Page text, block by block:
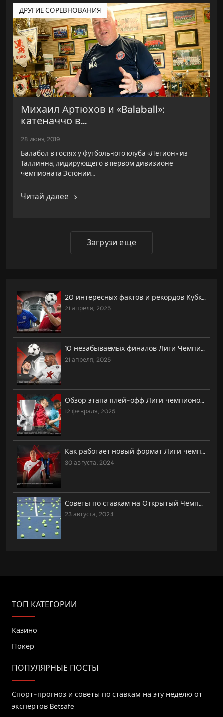
ДРУГИЕ СОРЕВНОВАНИЯ
Михаил Артюхов и «Balaball»:
катеначчо в...
28 июня, 2019
Балабол в гостях у футбольного клуба «Легион» из
Таллинна, лидирующего в первом дивизионе
чемпионата Эстонии…
Читай далее
Загрузи еще
20 интересных фактов и рекордов Кубка Англии, о которых вы не знали
21 апреля, 2025
10 незабываемых финалов Лиги Чемпионов
21 апреля, 2025
Обзор этапа плей-офф Лиги чемпионов 2025
12 февраля, 2025
Как работает новый формат Лиги чемпионов, Лиги Европы и Лиги конференций УЕФА?
30 августа, 2024
Советы по ставкам на Открытый Чемпионат США по теннису 2024
23 августа, 2024
ТОП КАТЕГОРИИ
Казино
Покер
ПОПУЛЯРНЫЕ ПОСТЫ
Спорт-прогноз и советы по ставкам на эту неделю от
экспертов Betsafe